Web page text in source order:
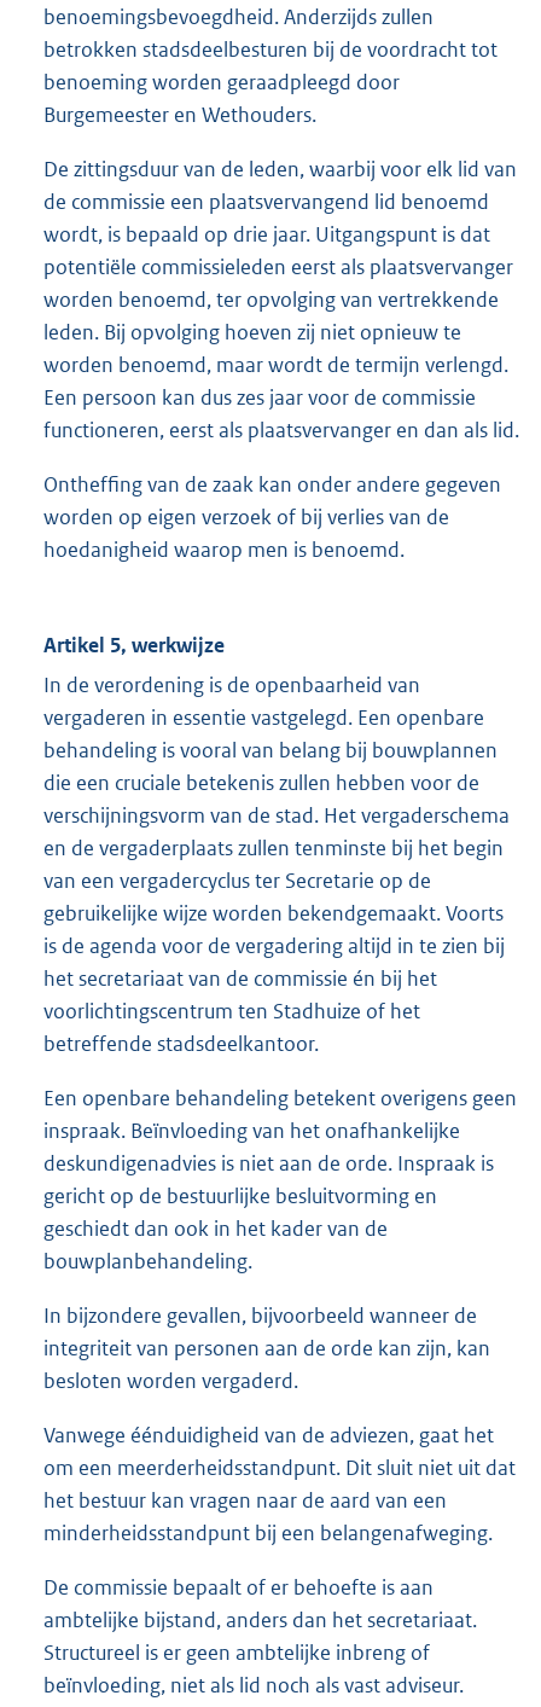
benoemingsbevoegdheid. Anderzijds zullen
betrokken stadsdeelbesturen bij de voordracht tot
benoeming worden geraadpleegd door
Burgemeester en Wethouders.
De zittingsduur van de leden, waarbij voor elk lid van
de commissie een plaatsvervangend lid benoemd
wordt, is bepaald op drie jaar. Uitgangspunt is dat
potentiële commissieleden eerst als plaatsvervanger
worden benoemd, ter opvolging van vertrekkende
leden. Bij opvolging hoeven zij niet opnieuw te
worden benoemd, maar wordt de termijn verlengd.
Een persoon kan dus zes jaar voor de commissie
functioneren, eerst als plaatsvervanger en dan als lid.
Ontheffing van de zaak kan onder andere gegeven
worden op eigen verzoek of bij verlies van de
hoedanigheid waarop men is benoemd.
Artikel 5, werkwijze
In de verordening is de openbaarheid van
vergaderen in essentie vastgelegd. Een openbare
behandeling is vooral van belang bij bouwplannen
die een cruciale betekenis zullen hebben voor de
verschijningsvorm van de stad. Het vergaderschema
en de vergaderplaats zullen tenminste bij het begin
van een vergadercyclus ter Secretarie op de
gebruikelijke wijze worden bekendgemaakt. Voorts
is de agenda voor de vergadering altijd in te zien bij
het secretariaat van de commissie én bij het
voorlichtingscentrum ten Stadhuize of het
betreffende stadsdeelkantoor.
Een openbare behandeling betekent overigens geen
inspraak. Beïnvloeding van het onafhankelijke
deskundigenadvies is niet aan de orde. Inspraak is
gericht op de bestuurlijke besluitvorming en
geschiedt dan ook in het kader van de
bouwplanbehandeling.
In bijzondere gevallen, bijvoorbeeld wanneer de
integriteit van personen aan de orde kan zijn, kan
besloten worden vergaderd.
Vanwege éénduidigheid van de adviezen, gaat het
om een meerderheidsstandpunt. Dit sluit niet uit dat
het bestuur kan vragen naar de aard van een
minderheidsstandpunt bij een belangenafweging.
De commissie bepaalt of er behoefte is aan
ambtelijke bijstand, anders dan het secretariaat.
Structureel is er geen ambtelijke inbreng of
beïnvloeding, niet als lid noch als vast adviseur.